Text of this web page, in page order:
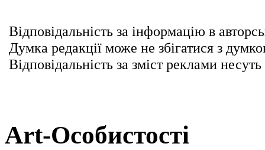
Відповідальність за інформацію в
Думка редакції може не збігатися з
Відповідальність за зміст реклами
Art-Особистості